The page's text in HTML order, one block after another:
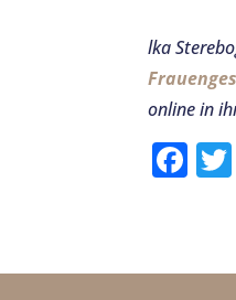
lka
online in
F
e